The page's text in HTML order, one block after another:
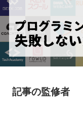
記事の監修者